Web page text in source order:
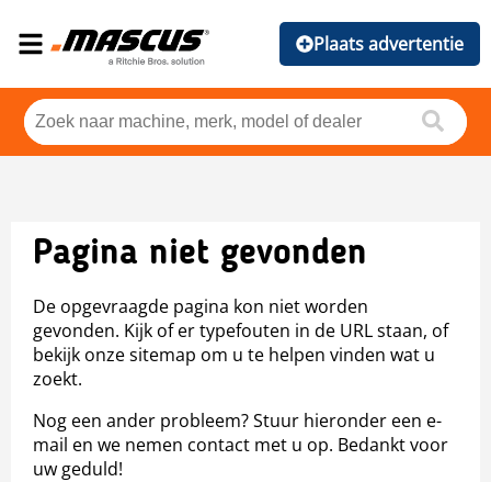
Plaats advertentie
Pagina niet gevonden
De opgevraagde pagina kon niet worden
gevonden. Kijk of er typefouten in de URL staan, of
bekijk onze sitemap om u te helpen vinden wat u
zoekt.
Nog een ander probleem? Stuur hieronder een e-
mail en we nemen contact met u op. Bedankt voor
uw geduld!